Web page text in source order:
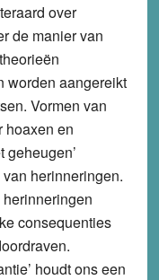
over
de manier van
worden aangereikt
Vormen van
hoaxen en
geheugen’
herinneringen.
consequenties
houdt ons een